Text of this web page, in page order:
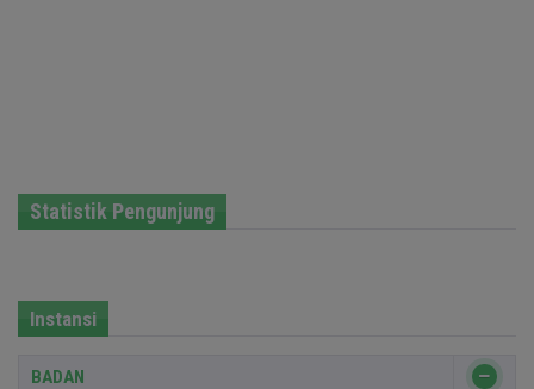
Statistik Pengunjung
Instansi
BADAN